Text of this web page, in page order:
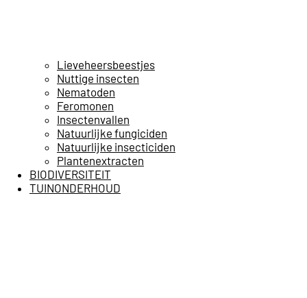
Lieveheersbeestjes
Nuttige insecten
Nematoden
Feromonen
Insectenvallen
Natuurlijke fungiciden
Natuurlijke insecticiden
Plantenextracten
BIODIVERSITEIT
TUINONDERHOUD